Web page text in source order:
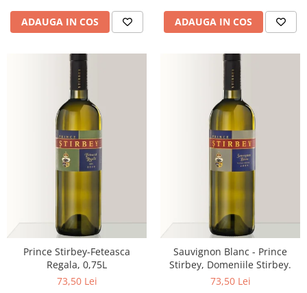
ADAUGA IN COS ADAUGA IN COS
Prince Stirbey-Feteasca
Regala, 0,75L
73,50 Lei
Sauvignon Blanc - Prince
Stirbey, Domeniile Stirbey.
73,50 Lei